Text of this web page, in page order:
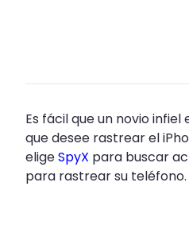
Es fácil que un novio
que desee rastrear el
eligeSpyX para buscar
para rastrear su